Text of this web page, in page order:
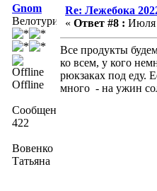
Gnom
Велотурист
Offline
Сообщений:
422
Вовенко
Татьяна
Re: Лежебока
« Ответ #8 : Июля
Все продукты
ко всем, у кого
рюкзаках под еду.
много - на ужин